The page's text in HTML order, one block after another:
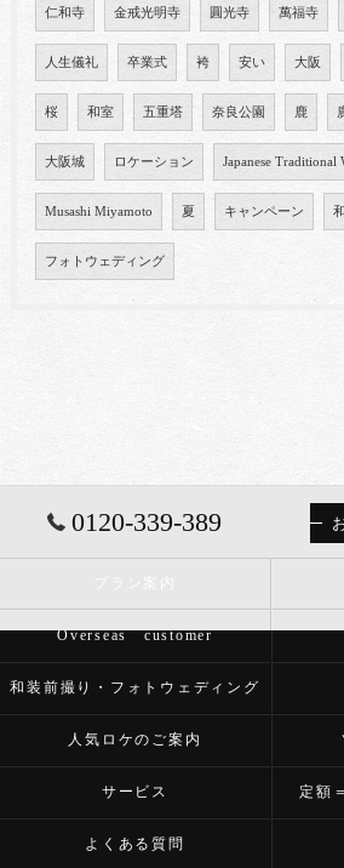
仁和寺 金戒光明寺 圓光寺 萬福寺
人生儀礼 卒業式 袴 安い 大阪
桜 和室 五重塔 奈良公園 鹿
大阪城 ロケーション Japanese Traditional
Musashi Miyamoto 夏 キャンペーン
フォトウェディング
0120-339-389
Overseas customer
和装前撮り・フォトウェディング
人気ロケのご案内
サービス 定額
よくある質問